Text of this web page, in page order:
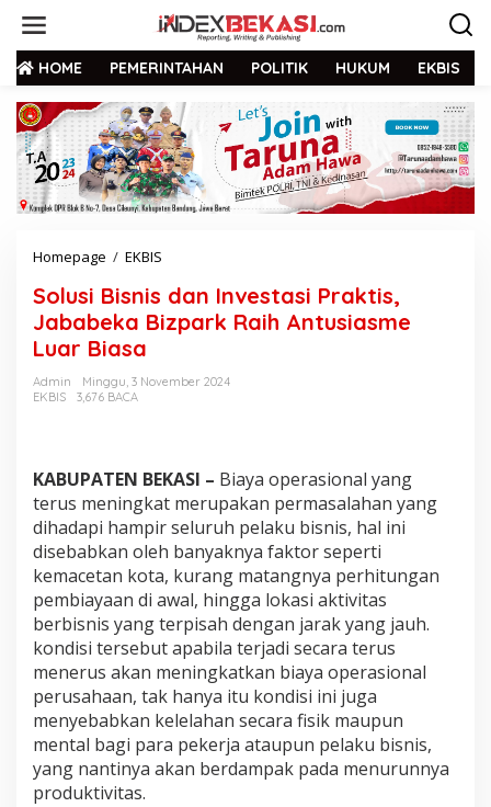
HOME PEMERINTAHAN POLITIK HUKUM EKBIS
Homepage / EKBIS
Solusi Bisnis dan Investasi Praktis,
Jababeka Bizpark Raih Antusiasme
Luar Biasa
Admin
Minggu, 3 November 2024
EKBIS
3,676 BACA
KABUPATEN BEKASI – Biaya operasional yang
terus meningkat merupakan permasalahan yang
dihadapi hampir seluruh pelaku bisnis, hal ini
disebabkan oleh banyaknya faktor seperti
kemacetan kota, kurang matangnya perhitungan
pembiayaan di awal, hingga lokasi aktivitas
berbisnis yang terpisah dengan jarak yang jauh.
kondisi tersebut apabila terjadi secara terus
menerus akan meningkatkan biaya operasional
perusahaan, tak hanya itu kondisi ini juga
menyebabkan kelelahan secara fisik maupun
mental bagi para pekerja ataupun pelaku bisnis,
yang nantinya akan berdampak pada menurunnya
produktivitas.